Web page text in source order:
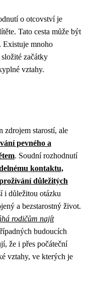
o otcovství je
Tato cesta může být
Existuje mnoho
začátky
vztahy.
zdrojem starostí, ale
pevného a
. Soudní rozhodnutí
kontaktu,
důležitých
i důležitou otázku
a bezstarostný život.
rodičům najít
budoucích
že i přes počáteční
vztahy, ve kterých je